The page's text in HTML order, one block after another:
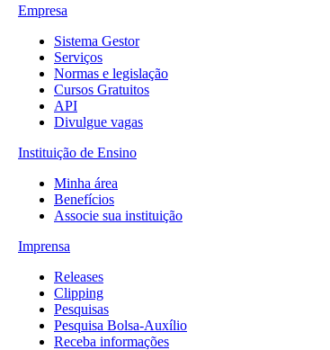
Empresa
Sistema Gestor
Serviços
Normas e legislação
Cursos Gratuitos
API
Divulgue vagas
Instituição de Ensino
Minha área
Benefícios
Associe sua instituição
Imprensa
Releases
Clipping
Pesquisas
Pesquisa Bolsa-Auxílio
Receba informações